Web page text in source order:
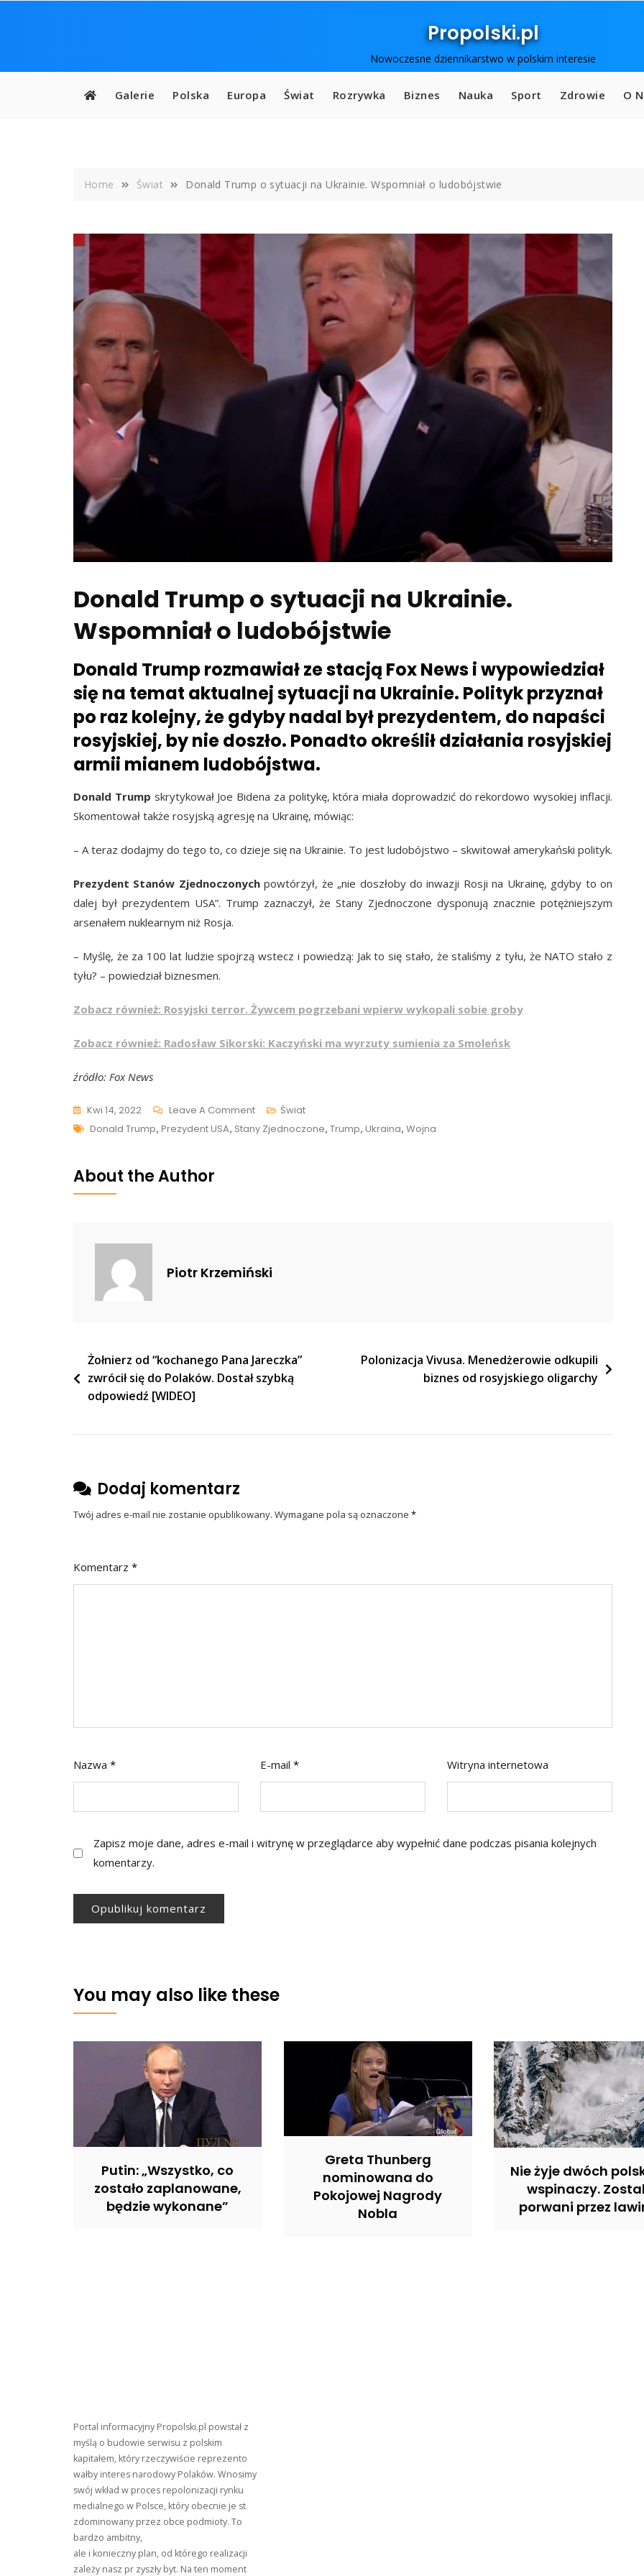
Propolski.pl
Nowoczesne dziennikarstwo w polskim interesie
Galerie Polska Europa Świat Rozrywka Biznes Nauka Sport Zdrowie O
Home Świat Donald Trump o sytuacji na Ukrainie. Wspomniał o ludobójstwie
Donald Trump o sytuacji na Ukrainie.
Wspomniał o ludobójstwie
Donald Trump rozmawiał ze stacją Fox News i wypowiedział
się na temat aktualnej sytuacji na Ukrainie. Polityk przyznał
po raz kolejny, że gdyby nadal był prezydentem, do napaści
rosyjskiej, by nie doszło. Ponadto określił działania rosyjskiej
armii mianem ludobójstwa.
Donald Trump skrytykował Joe Bidena za politykę, która miała doprowadzić do rekordowo wysokiej inflacji.
Skomentował także rosyjską agresję na Ukrainę, mówiąc:
– A teraz dodajmy do tego to, co dzieje się na Ukrainie. To jest ludobójstwo – skwitował amerykański polityk.
Prezydent Stanów Zjednoczonychpowtórzył, że „nie doszłoby do inwazji Rosji na Ukrainę, gdyby to on
dalej był prezydentem USA”. Trump zaznaczył, że Stany Zjednoczone dysponują znacznie potężniejszym
arsenałem nuklearnym niż Rosja.
– Myślę, że za 100 lat ludzie spojrzą wstecz i powiedzą: Jak to się stało, że staliśmy z tyłu, że NATO stało z
tyłu? – powiedział biznesmen.
Zobacz również: Rosyjski terror. Żywcem pogrzebani wpierw wykopali sobie groby
Zobacz również: Radosław Sikorski: Kaczyński ma wyrzuty sumienia za Smoleńsk
źródło: Fox News
Kwi 14, 2022 Leave A CommentOn
Donald
Ludobójstwie
Świat
Tags
Donald Trump, Prezydent USA, Stany Zjednoczone, Trump, Ukraina, Wojna
About the Author
Piotr Krzemiński
Nawigacja
wpisu
Żołnierz od “kochanego Pana Jareczka”
zwrócił się do Polaków. Dostał szybką
odpowiedź [WIDEO]
Polonizacja Vivusa. Menedżerowie odkupili
biznes od rosyjskiego oligarchy
Dodaj komentarz
Twój adres e-mail nie zostanie opublikowany. Wymagane pola są oznaczone *
Komentarz *
Nazwa * E-mail * Witryna internetowa
Zapisz moje dane, adres e-mail i witrynę w przeglądarce aby wypełnić dane podczas pisania kolejnych
komentarzy.
You may also like these
Putin: „Wszystko, co
zostało zaplanowane,
będzie wykonane”
Greta Thunberg
nominowana do
Pokojowej Nagrody
Nobla
Nie żyje dwóch
wspinaczy.
porwani przez
Portal informacyjny Propolski.pl powstał z
myślą o budowie serwisu z polskim
kapitałem, który rzeczywiście reprezento
wałby interes narodowy Polaków. Wnosimy
swój wkład w proces repolonizacji rynku
medialnego w Polsce, który obecnie je st
zdominowany przez obce podmioty. To
bardzo ambitny,
ale i konieczny plan, od którego realizacji
zależy nasz pr zyszły byt. Na ten moment